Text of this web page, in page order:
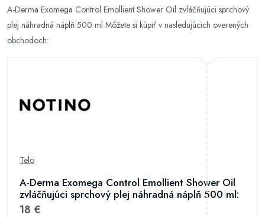
A-Derma Exomega Control Emollient Shower Oil zvláčňujúci sprchový
plej náhradná náplň 500 ml Môžete si kúpiť v nasledujúcich overených
obchodoch:
Telo
A-Derma Exomega Control Emollient Shower Oil
zvláčňujúci sprchový plej náhradná náplň 500 ml:
18 €